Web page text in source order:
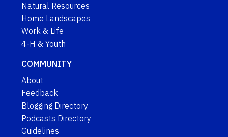
Natural Resources
Home Landscapes
Work & Life
4-H & Youth
COMMUNITY
About
Feedback
Blogging Directory
Podcasts Directory
Guidelines